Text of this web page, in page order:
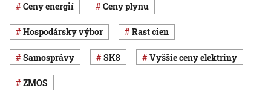
ceny energií ceny plynu
hospodársky výbor rast cien
samosprávy SK8 vyššie ceny elektriny
ZMOS